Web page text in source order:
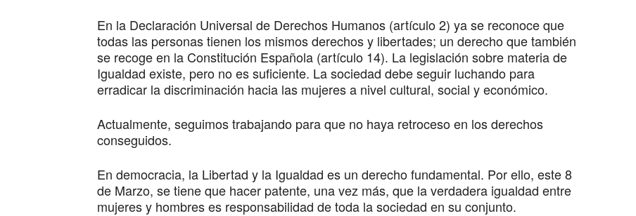
En la Declaración Universal de Derechos Humanos (artículo 2) ya se reconoce que
todas las personas tienen los mismos derechos y libertades; un derecho que también
se recoge en la Constitución Española (artículo 14). La legislación sobre materia de
Igualdad existe, pero no es suficiente. La sociedad debe seguir luchando para
erradicar la discriminación hacia las mujeres a nivel cultural, social y económico.
Actualmente, seguimos trabajando para que no haya retroceso en los derechos
conseguidos.
En democracia, la Libertad y la Igualdad es un derecho fundamental. Por ello, este 8
de Marzo, se tiene que hacer patente, una vez más, que la verdadera igualdad entre
mujeres y hombres es responsabilidad de toda la sociedad en su conjunto.